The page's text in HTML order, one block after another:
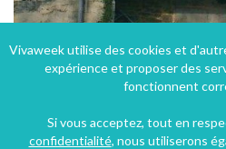
Gîte
2 chambres 7
Vivaweek utilise des cookies et
expérience et proposer des
fonctionnent
Si vous acceptez, tout en
confidentialité, nous utiliserons